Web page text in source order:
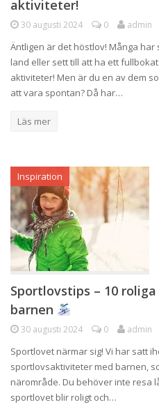
aktiviteter!
30 augusti 2024 0 admin
Äntligen är det höstlov! Många
land eller sett till att ha ett
aktiviteter! Men är du en av dem
att vara spontan? Då har…
Läs mer
Inspiration
Sportlovstips – 10
barnen
30 augusti 2024 0 admin
Sportlovet närmar sig! Vi har satt
sportlovsaktiviteter med barnen,
närområde. Du behöver inte resa
sportlovet blir roligt och…